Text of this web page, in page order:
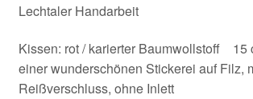
Kontakt/Anfahrt
Lechtaler Handarbeit
Kissen: rot / karierter Baumwollstoff 15
einer wunderschönen Stickerei auf Filz,
Reißverschluss, ohne Inlett